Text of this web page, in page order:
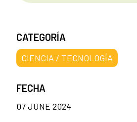
CATEGORÍA
CIENCIA / TECNOLOGÍA
FECHA
07 JUNE 2024